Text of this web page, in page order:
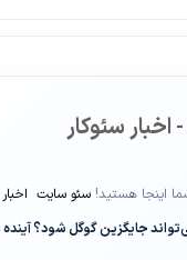
سئوکار
اینجا هستید! سئو سایت اخبار